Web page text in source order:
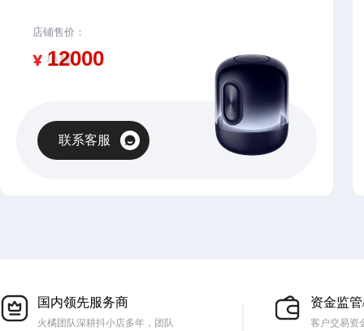
店铺售价：
¥
联系客服
国内领先服务商
火橘团队深耕抖小店多年，团队
资金监
客户交易资